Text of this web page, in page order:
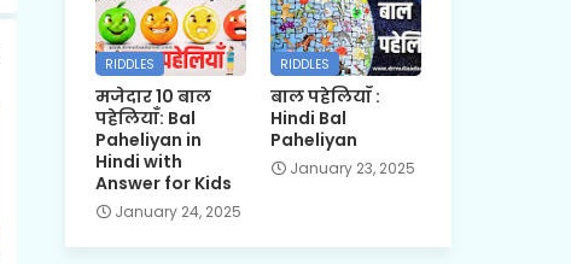
RIDDLES
मजेदार 10 बाल
पहेलियाँ: Bal
Paheliyan in
Hindi with
Answer for Kids
January 24, 2025
RIDDLES
बाल पहेलियाँ :
Hindi Bal
Paheliyan
January 23, 2025